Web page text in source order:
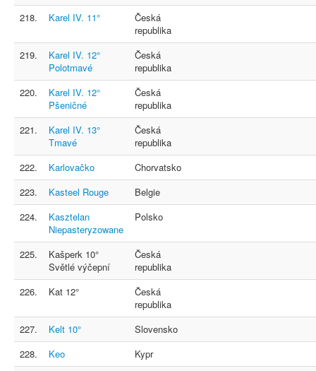
218. Karel IV. 11°
Česká
republika
219.
Karel IV. 12°
Polotmavé
Česká
republika
220.
Karel IV. 12°
Pšeničné
Česká
republika
221.
Karel IV. 13°
Tmavé
Česká
republika
222.
Karlovačko
Chorvatsko
223.
Kasteel Rouge
Belgie
224.
Kasztelan
Niepasteryzowane
Polsko
225.
Kašperk 10°
Světlé výčepní
Česká
republika
226.
Kat 12°
Česká
republika
227.
Kelt 10°
Slovensko
228.
Keo
Kypr